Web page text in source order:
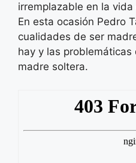
irremplazable en la
En esta ocasión Pedro
cualidades de ser
hay y las
madre soltera.